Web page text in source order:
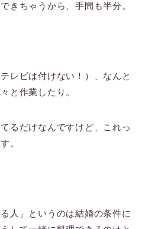
きちゃうから、手間も半分。
レビは付けない！）、なんと
と作業したり。
るだけなんですけど、これっ
。
人」というのは結婚の条件に